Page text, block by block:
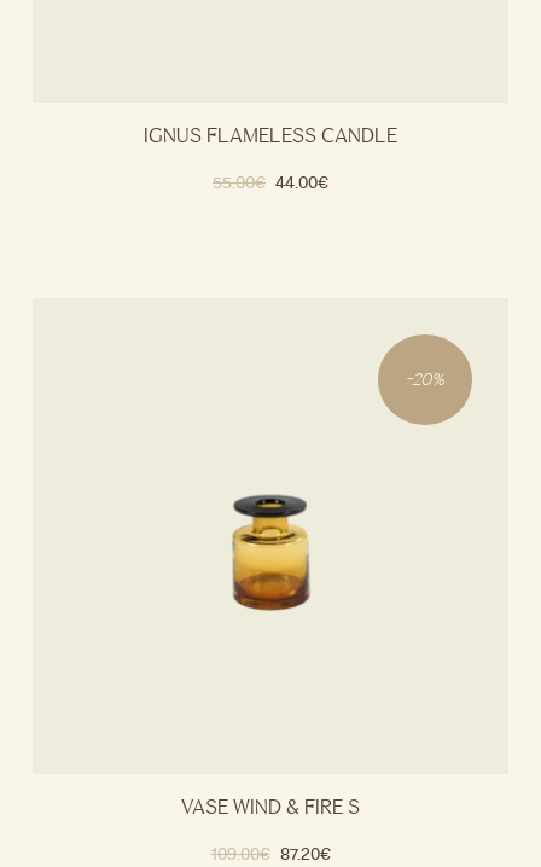
IGNUS FLAMELESS CANDLE
55.00€ 44.00€
-20%
VASE WIND & FIRE S
109.00€ 87.20€